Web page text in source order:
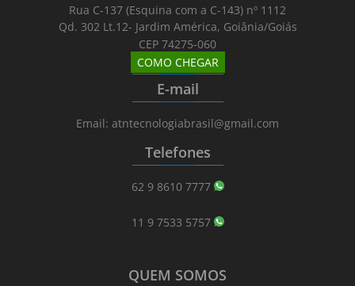
Rua C-137 (Esquina com a C-143) nº 1112
Qd. 302 Lt.12- Jardim América, Goiânia/Goiás
CEP 74275-060
COMO CHEGAR
_______________________
E-mail
_______________________
Email: atntecnologiabrasil@gmail.com
Telefones
_______________________
62 9 8610 7777
11 9 7533 5757
QUEM SOMOS
_______________________